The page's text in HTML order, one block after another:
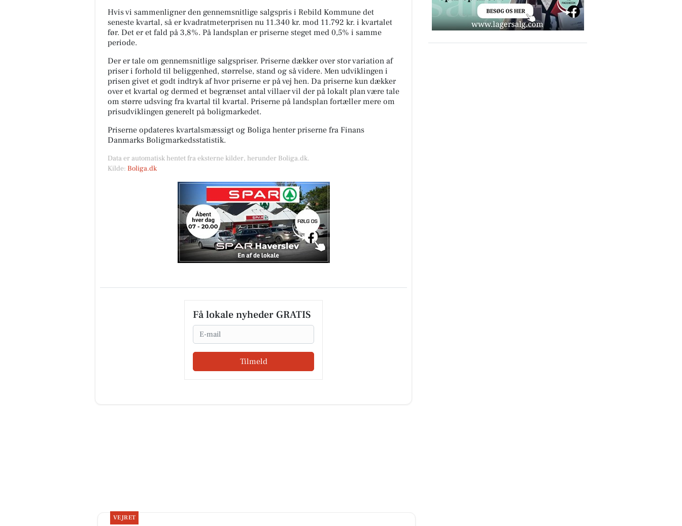
Hvis vi sammenligner den gennemsnitlige salgspris i Rebild Kommune det
seneste kvartal, så er kvadratmeterprisen nu 11.340 kr. mod 11.792 kr. i kvartalet
før. Det er et fald på 3,8%. På landsplan er priserne steget med 0,5% i samme
periode.
Der er tale om gennemsnitlige salgspriser. Priserne dækker over stor variation af
priser i forhold til beliggenhed, størrelse, stand og så videre. Men udviklingen i
prisen givet et godt indtryk af hvor priserne er på vej hen. Da priserne kun dækker
over et kvartal og dermed et begrænset antal villaer vil der på lokalt plan være tale
om større udsving fra kvartal til kvartal. Priserne på landsplan fortæller mere om
prisudviklingen generelt på boligmarkedet.
Priserne opdateres kvartalsmæssigt og Boliga henter priserne fra Finans
Danmarks Boligmarkedsstatistik.
Data er automatisk hentet fra eksterne kilder, herunder Boliga.dk.
Kilde: Boliga.dk
Få lokale nyheder GRATIS
Email
Tilmeld
VEJRET